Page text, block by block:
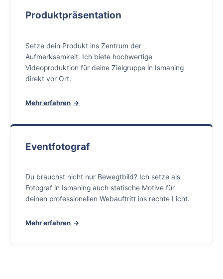
Produktpräsentation
Setze dein Produkt ins Zentrum der
Aufmerksamkeit. Ich biete hochwertige
Videoproduktion für deine Zielgruppe in Ismaning
direkt vor Ort.
Mehr erfahren
Eventfotograf
Du brauchst nicht nur Bewegtbild? Ich setze als
Fotograf in Ismaning auch statische Motive für
deinen professionellen Webauftritt ins rechte Licht.
Mehr erfahren